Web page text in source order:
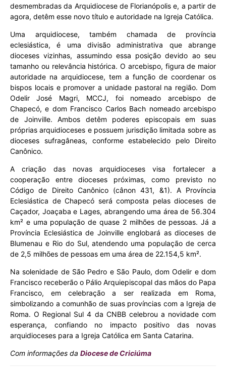
desmembradas da Arquidiocese de Florianópolis e, a partir de
agora, detêm esse novo título e autoridade na Igreja Católica.
Uma arquidiocese, também chamada de província
eclesiástica, é uma divisão administrativa que abrange
dioceses vizinhas, assumindo essa posição devido ao seu
tamanho ou relevância histórica. O arcebispo, figura de maior
autoridade na arquidiocese, tem a função de coordenar os
bispos locais e promover a unidade pastoral na região. Dom
Odelir José Magri, MCCJ, foi nomeado arcebispo de
Chapecó, e dom Francisco Carlos Bach nomeado arcebispo
de Joinville. Ambos detêm poderes episcopais em suas
próprias arquidioceses e possuem jurisdição limitada sobre as
dioceses sufragâneas, conforme estabelecido pelo Direito
Canônico.
A criação das novas arquidioceses visa fortalecer a
cooperação entre dioceses próximas, como previsto no
Código de Direito Canônico (cânon 431, &1). A Província
Eclesiástica de Chapecó será composta pelas dioceses de
Caçador, Joaçaba e Lages, abrangendo uma área de 56.304
km² e uma população de quase 2 milhões de pessoas. Já a
Província Eclesiástica de Joinville englobará as dioceses de
Blumenau e Rio do Sul, atendendo uma população de cerca
de 2,5 milhões de pessoas em uma área de 22.154,5 km².
Na solenidade de São Pedro e São Paulo, dom Odelir e dom
Francisco receberão o Pálio Arquiepiscopal das mãos do Papa
Francisco, em celebração a ser realizada em Roma,
simbolizando a comunhão de suas províncias com a Igreja de
Roma. O Regional Sul 4 da CNBB celebrou a novidade com
esperança, confiando no impacto positivo das novas
arquidioceses para a Igreja Católica em Santa Catarina.
Com informações da Diocese de Criciúma